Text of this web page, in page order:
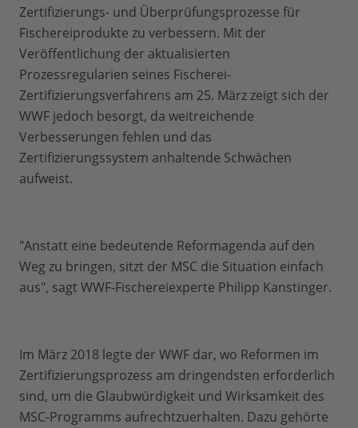
Zertifizierungs- und Überprüfungsprozesse für
Fischereiprodukte zu verbessern. Mit der
Veröffentlichung der aktualisierten
Prozessregularien seines Fischerei-
Zertifizierungsverfahrens am 25. März zeigt sich der
WWF jedoch besorgt, da weitreichende
Verbesserungen fehlen und das
Zertifizierungssystem anhaltende Schwächen
aufweist.
"Anstatt eine bedeutende Reformagenda auf den
Weg zu bringen, sitzt der MSC die Situation einfach
aus", sagt WWF-Fischereiexperte Philipp Kanstinger.
Im März 2018 legte der WWF dar, wo Reformen im
Zertifizierungsprozess am dringendsten erforderlich
sind, um die Glaubwürdigkeit und Wirksamkeit des
MSC-Programms aufrechtzuerhalten. Dazu gehörte